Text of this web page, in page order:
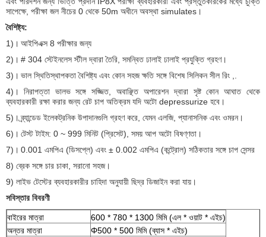
সাপেক্ষে, পরীক্ষা জল নীচের 0 থেকে 50m অধীনে অবস্থা simulates।
বৈশিষ্ট্য:
1)। আইপিএক্স 8 পরীক্ষার জন্য
2)। # 304 স্টেইনলেস স্টীল দ্বারা তৈরি, সমন্বিত ঢালাই ঢালাই প্রযুক্তি গ্রহণ।
3)। ভাল স্থিতিস্থাপকতা বৈশিষ্ট্য এবং কোন সহজ ক্ষতি সঙ্গে বিশেষ সিলিকন সীল রিং ,.
4)।
নিরাপত্তা ভালভ সঙ্গে সজ্জিত, অবাঞ্ছিত অপারেশন দ্বারা সৃষ্ট কোন আঘাত থেকে
ব্যবহারকারী রক্ষা করার জন্য রেট চাপ অতিক্রম যদি অটো depressurize হবে।
5)।ব্র্যান্ডেড ইলেকট্রনিক উপাদানগুলি গ্রহণ করে, যেমন এলজি, প্যানাসনিক এবং ওমরন।
6)। টেস্ট টাইম: 0 ~ 999 মিনিট (প্রিসেট), সময় আপ অটো বিষণ্ণতা।
7)। 0.001 এমপিএ (ডিসপ্লে) এবং ± 0.002 এমপিএ (কন্ট্রোল) সঠিকতার সঙ্গে চাপ সেন্সর
8) ব্রেক সঙ্গে চার চাকা, সরানো সহজ।
9) লাইভ টেস্টের ব্যবহারকারীর চাহিদা অনুযায়ী ছিদ্র ডিজাইন করা যায়।
সবিস্তার বিবরণী
বাইরের মাত্রা
600 * 780 * 1300 মিমি (এল * ওয়াট * এইচ)
অন্তর মাত্রা
Φ500 * 500 মিমি (ব্যাস * এইচ)